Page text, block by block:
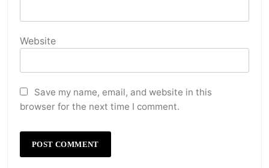
Website
Save my name, email, and website in this
browser for the next time I comment.